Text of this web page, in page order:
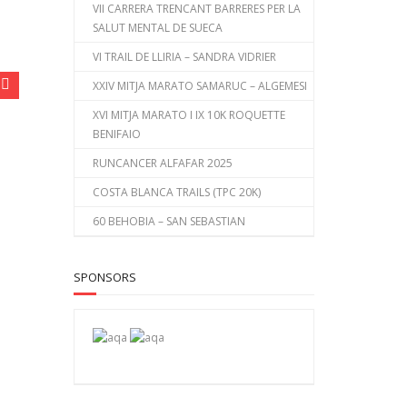
VII CARRERA TRENCANT BARRERES PER LA
SALUT MENTAL DE SUECA
VI TRAIL DE LLIRIA – SANDRA VIDRIER
XXIV MITJA MARATO SAMARUC – ALGEMESI
XVI MITJA MARATO I IX 10K ROQUETTE
BENIFAIO
RUNCANCER ALFAFAR 2025
COSTA BLANCA TRAILS (TPC 20K)
60 BEHOBIA – SAN SEBASTIAN
SPONSORS